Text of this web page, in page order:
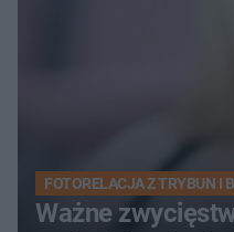
FOTORELACJA Z TRYBUN I
Ważne